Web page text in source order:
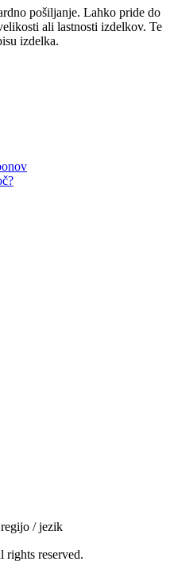
pošiljanje. Lahko pride do
ali lastnosti izdelkov. Te
izdelka.
/ jezik
rights reserved.